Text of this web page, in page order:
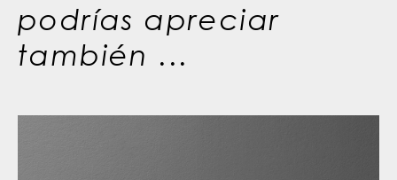
podrías apreciar
también ...